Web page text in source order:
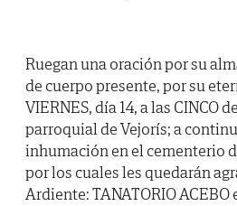
Ruegan una oración por su
de cuerpo presente, por su
VIERNES, día 14, a las CINCO
parroquial de Vejorís; a
inhumación en el cementerio
por los cuales les quedarán
Ardiente: TANATORIO